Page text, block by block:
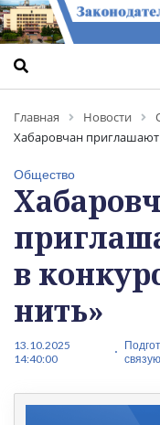
Главная Новости
Хабаровчан
Общество
в
нить»
13.10.2025
14:40:00